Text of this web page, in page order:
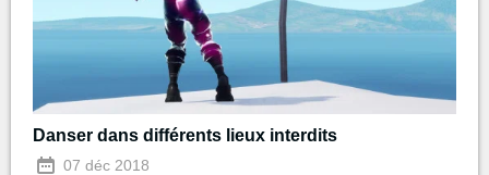
Danser dans différents lieux interdits
07 déc 2018